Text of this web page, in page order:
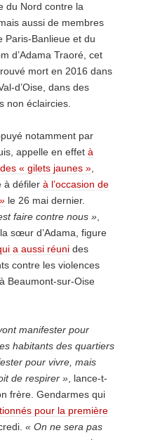
du Nord contre la
aussi de membres
Paris-Banlieue et du
d’Adama Traoré, cet
mort en 2016 dans
d’Oise, dans des
non éclaircies.
notamment par
appelle en effet à
« gilets jaunes »
à défiler à l’occasion de
le 26 mai dernier.
faire contre nous »
sœur d’Adama, figure
a aussi réuni des
contre les violences
Beaumont-sur-Oise
manifester pour
habitants des quartiers
pour vivre, mais
de respirer » , lance-t-
frère. Gendarmes qui
pour la première
« On ne sera pas